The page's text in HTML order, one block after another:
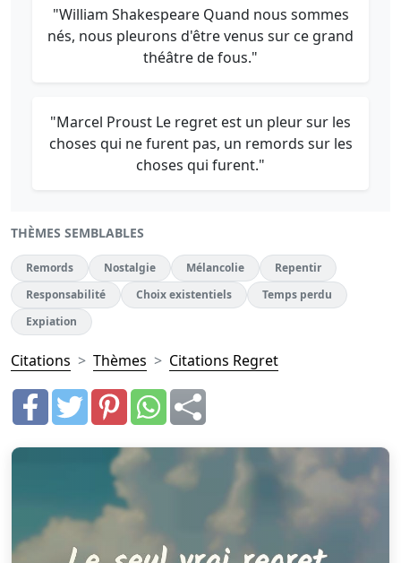
"William Shakespeare Quand nous sommes
nés, nous pleurons d'être venus sur ce grand
théâtre de fous."
"Marcel Proust Le regret est un pleur sur les
choses qui ne furent pas, un remords sur les
choses qui furent."
THÈMES SEMBLABLES
Remords Nostalgie Mélancolie
Repentir
Responsabilité
Choix existentiels
Temps perdu
Expiation
Citations Thèmes Citations Regret